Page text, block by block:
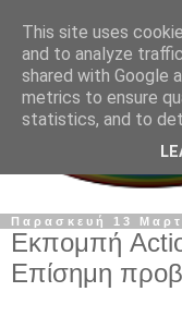
Παρασκευή 13
Εκπομπή
Επίσημη
This site uses
and to analyze
shared with Google
metrics to ensure
statistics, and to